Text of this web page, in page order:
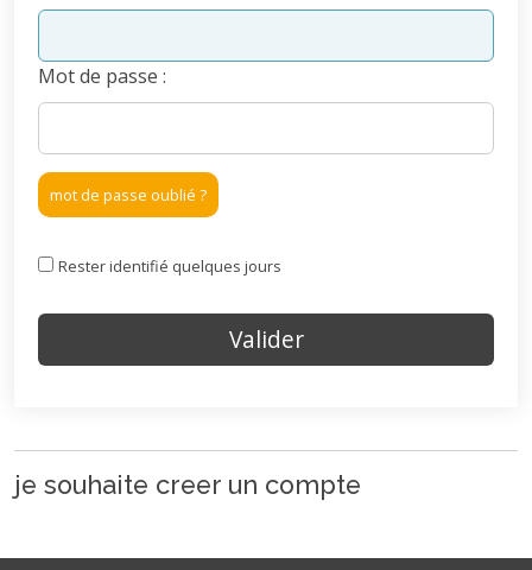
Mot de passe :
mot de passe oublié ?
Rester identifié quelques jours
je souhaite creer un compte